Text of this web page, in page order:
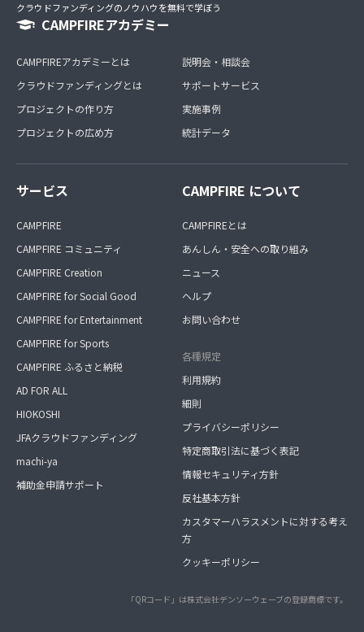
クラウドファンディングのノウハウを無料で学ぼう
CAMPFIREアカデミー
CAMPFIREアカデミーとは
クラウドファンディングとは
プロジェクトの作り方
プロジェクトの広め方
説明会・相談会
サポートサービス
実施事例
統計データ
サービス
CAMPFIRE
CAMPFIRE コミュニティ
CAMPFIRE Creation
CAMPFIRE for Social Good
CAMPFIRE for Entertainment
CAMPFIRE for Sports
CAMPFIRE ふるさと納税
AD FOR ALL
HIOKOSHI
JFAクラウドファンディング
machi-ya
補助金申請サポート
CAMPFIRE について
CAMPFIREとは
あんしん・安全への取り組み
ニュース
ヘルプ
お問い合わせ
各種規定
利用規約
細則
プライバシーポリシー
特定商取引法に基づく表記
情報セキュリティ方針
反社基本方針
カスタマーハラスメントに対する考え
方
クッキーポリシー
「QRコード」は株式会社デンソーウェーブの登録商標です。